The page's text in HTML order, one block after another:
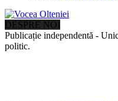
DESPRE NOI
Publicație independentă -
politic.